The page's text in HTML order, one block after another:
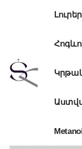
Լուրեր